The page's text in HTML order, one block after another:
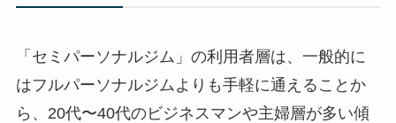
「セミパーソナルジム」の利用者層は、一般的に
はフルパーソナルジムよりも手軽に通えることか
ら、20代〜40代のビジネスマンや主婦層が多い傾